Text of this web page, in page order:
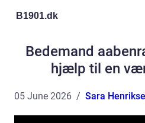
B1901.dk
Bedemand
hjælp til en
05 June 2026 Sara